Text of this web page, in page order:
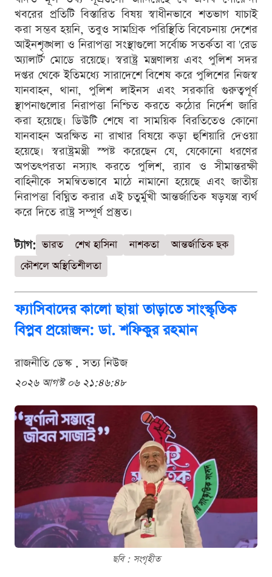
খবরের প্রতিটি বিস্তারিত বিষয় স্বাধীনভাবে শতভাগ যাচাই
করা সম্ভব হয়নি, তবুও সামগ্রিক পরিস্থিতি বিবেচনায় দেশের
আইনশৃঙ্খলা ও নিরাপত্তা সংস্থাগুলো সর্বোচ্চ সতর্কতা বা 'রেড
অ্যালার্ট' মোডে রয়েছে। স্বরাষ্ট্র মন্ত্রণালয় এবং পুলিশ সদর
দপ্তর থেকে ইতিমধ্যে সারাদেশে বিশেষ করে পুলিশের নিজস্ব
যানবাহন, থানা, পুলিশ লাইনস এবং সরকারি গুরুত্বপূর্ণ
স্থাপনাগুলোর নিরাপত্তা নিশ্চিত করতে কঠোর নির্দেশ জারি
করা হয়েছে। ডিউটি শেষে বা সাময়িক বিরতিতেও কোনো
যানবাহন অরক্ষিত না রাখার বিষয়ে কড়া হুশিয়ারি দেওয়া
হয়েছে। স্বরাষ্ট্রমন্ত্রী স্পষ্ট করেছেন যে, যেকোনো ধরণের
অপতৎপরতা নস্যাৎ করতে পুলিশ, র‍্যাব ও সীমান্তরক্ষী
বাহিনীকে সমন্বিতভাবে মাঠে নামানো হয়েছে এবং জাতীয়
নিরাপত্তা বিঘ্নিত করার এই চতুর্মুখী আন্তর্জাতিক ষড়যন্ত্র ব্যর্থ
করে দিতে রাষ্ট্র সম্পূর্ণ প্রস্তুত।
ট্যাগ: ভারত শেখ হাসিনা নাশকতা
আন্তর্জাতিক ছক
কৌশলে অস্থিতিশীলতা
ফ্যাসিবাদের কালো ছায়া তাড়াতে সাংস্কৃতিক
বিপ্লব প্রয়োজন: ডা. শফিকুর রহমান
রাজনীতি ডেস্ক . সত্য নিউজ
২০২৬ আগস্ট ০৬ ২১:৪৬:৪৮
ছবি : সংগৃহীত